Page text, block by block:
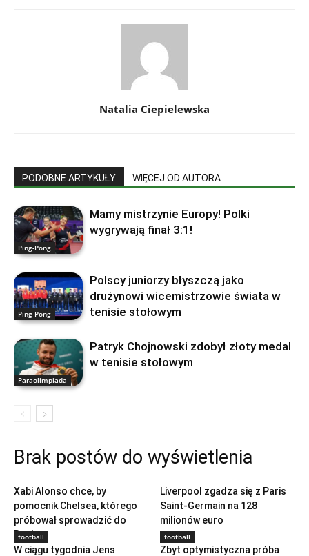
Natalia Ciepielewska
PODOBNE ARTYKUŁY WIĘCEJ OD AUTORA
Ping-Pong
Mamy mistrzynie Europy! Polki
wygrywają finał 3:1!
Ping-Pong
Polscy juniorzy błyszczą jako
drużynowi wicemistrzowie świata w
tenisie stołowym
Paraolimpiada
Patryk Chojnowski zdobył złoty medal
w tenisie stołowym
Brak postów do wyświetlenia
Xabi Alonso chce, by
pomocnik Chelsea, którego
próbował sprowadzić do
Realu...
Liverpool zgadza się z Paris
Saint-Germain na 128
milionów euro
football
W ciągu tygodnia Jens
football
Zbyt optymistyczna próba